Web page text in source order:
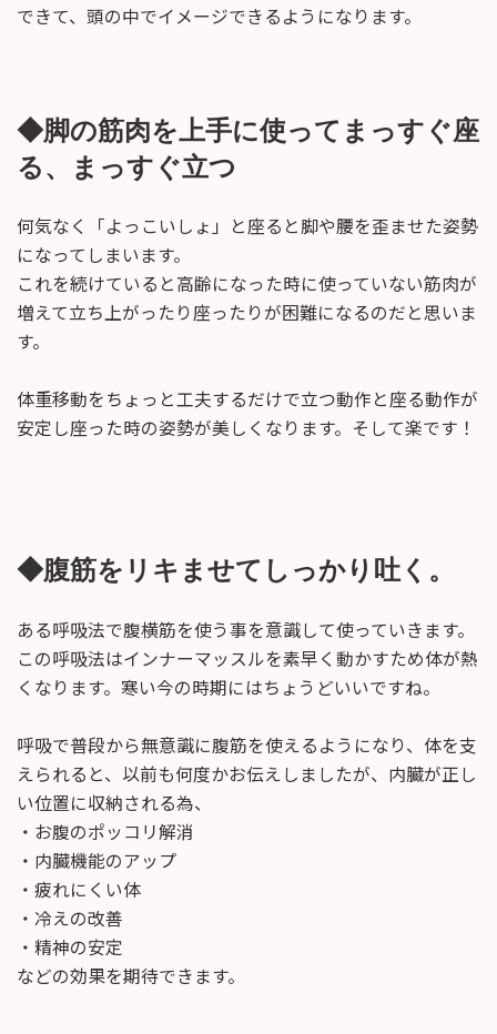
できて、頭の中でイメージできるようになります。
◆脚の筋肉を上手に使ってまっすぐ座
る、まっすぐ立つ
何気なく「よっこいしょ」と座ると脚や腰を歪ませた姿勢
になってしまいます。
これを続けていると高齢になった時に使っていない筋肉が
増えて立ち上がったり座ったりが困難になるのだと思いま
す。
体重移動をちょっと工夫するだけで立つ動作と座る動作が
安定し座った時の姿勢が美しくなります。そして楽です！
◆腹筋をリキませてしっかり吐く。
ある呼吸法で腹横筋を使う事を意識して使っていきます。
この呼吸法はインナーマッスルを素早く動かすため体が熱
くなります。寒い今の時期にはちょうどいいですね。
呼吸で普段から無意識に腹筋を使えるようになり、体を支
えられると、以前も何度かお伝えしましたが、内臓が正し
い位置に収納される為、
・お腹のポッコリ解消
・内臓機能のアップ
・疲れにくい体
・冷えの改善
・精神の安定
などの効果を期待できます。